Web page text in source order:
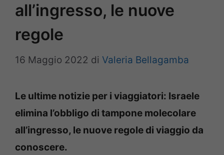
all’ingresso, le nuove
regole
16 Maggio 2022 di Valeria Bellagamba
Le ultime notizie per i viaggiatori: Israele
elimina l’obbligo di tampone molecolare
all’ingresso, le nuove regole di viaggio da
conoscere.